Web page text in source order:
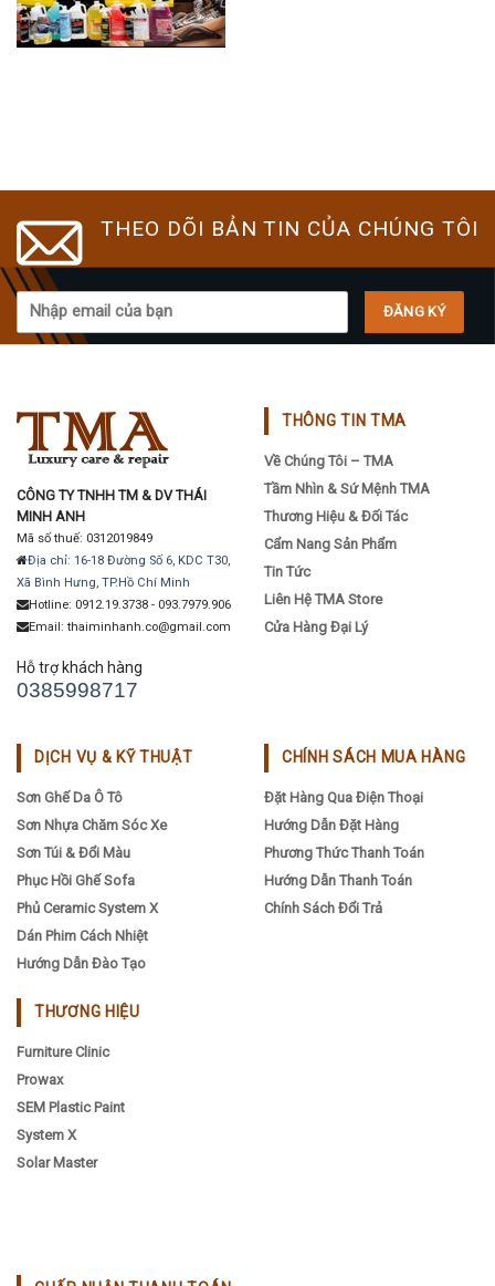
THEO DÕI BẢN TIN CỦA CHÚNG TÔI
CÔNG TY TNHH TM & DV THÁI
MINH ANH
Mã số thuế: 0312019849
Địa chỉ: 16-18 Đường Số 6, KDC T30,
Xã Bình Hưng, TP.Hồ Chí Minh
Hotline: 0912.19.3738 - 093.7979.906
Email: thaiminhanh.co@gmail.com
Hỗ trợ khách hàng
0385998717
THÔNG TIN TMA
Về Chúng Tôi – TMA
Tầm Nhìn & Sứ Mệnh TMA
Thương Hiệu & Đối Tác
Cẩm Nang Sản Phẩm
Tin Tức
Liên Hệ TMA Store
Cửa Hàng Đại Lý
DỊCH VỤ & KỸ THUẬT
Sơn Ghế Da Ô Tô
Sơn Nhựa Chăm Sóc Xe
Sơn Túi & Đổi Màu
Phục Hồi Ghế Sofa
Phủ Ceramic System X
Dán Phim Cách Nhiệt
Hướng Dẫn Đào Tạo
CHÍNH SÁCH MUA HÀNG
Đặt Hàng Qua Điện Thoại
Hướng Dẫn Đặt Hàng
Phương Thức Thanh Toán
Hướng Dẫn Thanh Toán
Chính Sách Đổi Trả
THƯƠNG HIỆU
Furniture Clinic
Prowax
SEM Plastic Paint
System X
Solar Master